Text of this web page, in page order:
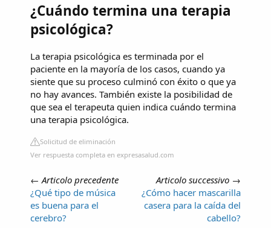
¿Cuándo termina una terapia
psicológica?
La terapia psicológica es terminada por el
paciente en la mayoría de los casos, cuando ya
siente que su proceso culminó con éxito o que ya
no hay avances. También existe la posibilidad de
que sea el terapeuta quien indica cuándo termina
una terapia psicológica.
Solicitud de eliminación
Ver respuesta completa en expresasalud.com
← Articolo precedente
¿Qué tipo de música
es buena para el
cerebro?
Articolo successivo →
¿Cómo hacer mascarilla
casera para la caída del
cabello?